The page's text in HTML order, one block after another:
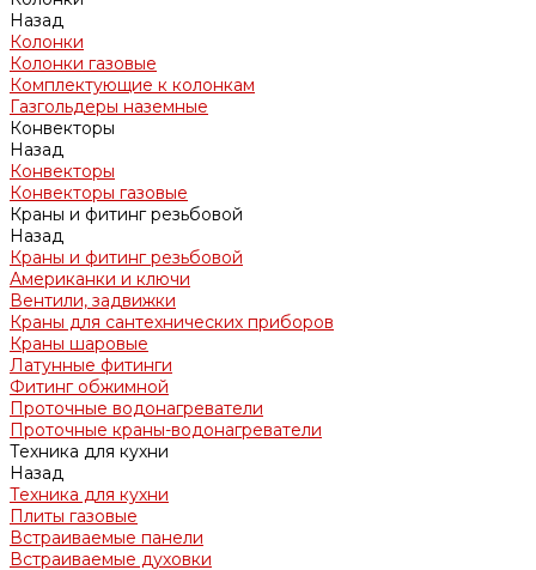
Назад
Колонки
Колонки газовые
Комплектующие к колонкам
Газгольдеры наземные
Конвекторы
Назад
Конвекторы
Конвекторы газовые
Краны и фитинг резьбовой
Назад
Краны и фитинг резьбовой
Американки и ключи
Вентили, задвижки
Краны для сантехнических приборов
Краны шаровые
Латунные фитинги
Фитинг обжимной
Проточные водонагреватели
Проточные краны-водонагреватели
Техника для кухни
Назад
Техника для кухни
Плиты газовые
Встраиваемые панели
Встраиваемые духовки